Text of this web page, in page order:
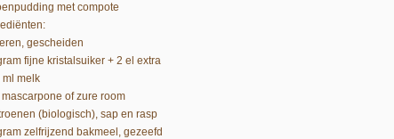
met compote
gescheiden
fijne kristalsuiker + 2 el extra
ml melk
of zure room
(biologisch), sap en rasp
zelfrijzend bakmeel, gezeefd